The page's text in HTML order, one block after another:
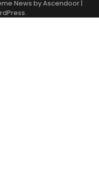
News byAscendoor|
.